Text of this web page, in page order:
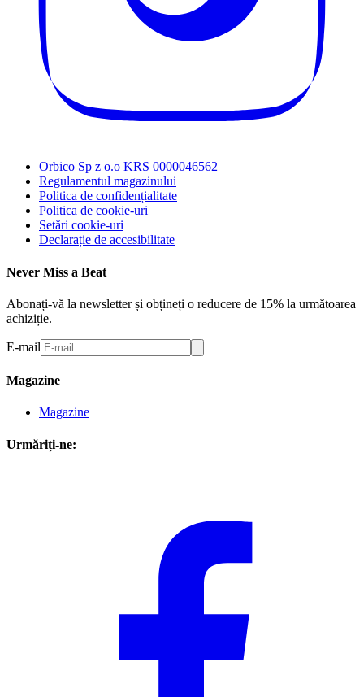
Orbico Sp z o.o KRS 0000046562
Regulamentul magazinului
Politica de confidențialitate
Politica de cookie-uri
Setări cookie-uri
Declarație de accesibilitate
Never Miss a Beat
Abonați-vă la newsletter și obțineți o reducere de 15% la următoarea
achiziție.
E-mail
Magazine
Magazine
Urmăriți-ne: